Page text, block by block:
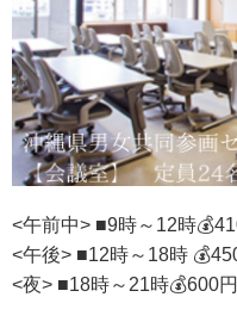
<午前中> ■9時～12時
<午後> ■12時～18時
<夜> ■18時～21時